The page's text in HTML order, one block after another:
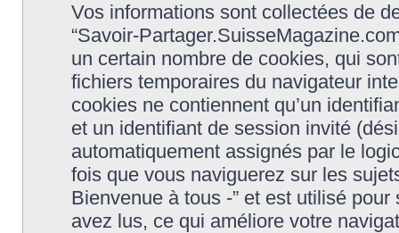
Vos informations sont collectées de
“Savoir-
un certain nombre de cookies, qui
fichiers temporaires du navigateur
cookies ne contiennent qu’un
et un identifiant de session invité
automatiquement assignés par le
fois que vous naviguerez sur les
Bienvenue à tous -” et est utilisé
avez lus, ce qui améliore votre